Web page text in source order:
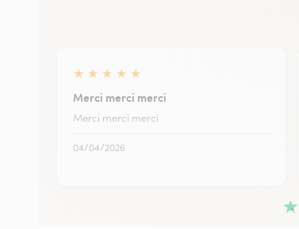
★ ★ ★ ★ ★
Merci merci merci
Merci merci merci
04/04/2026